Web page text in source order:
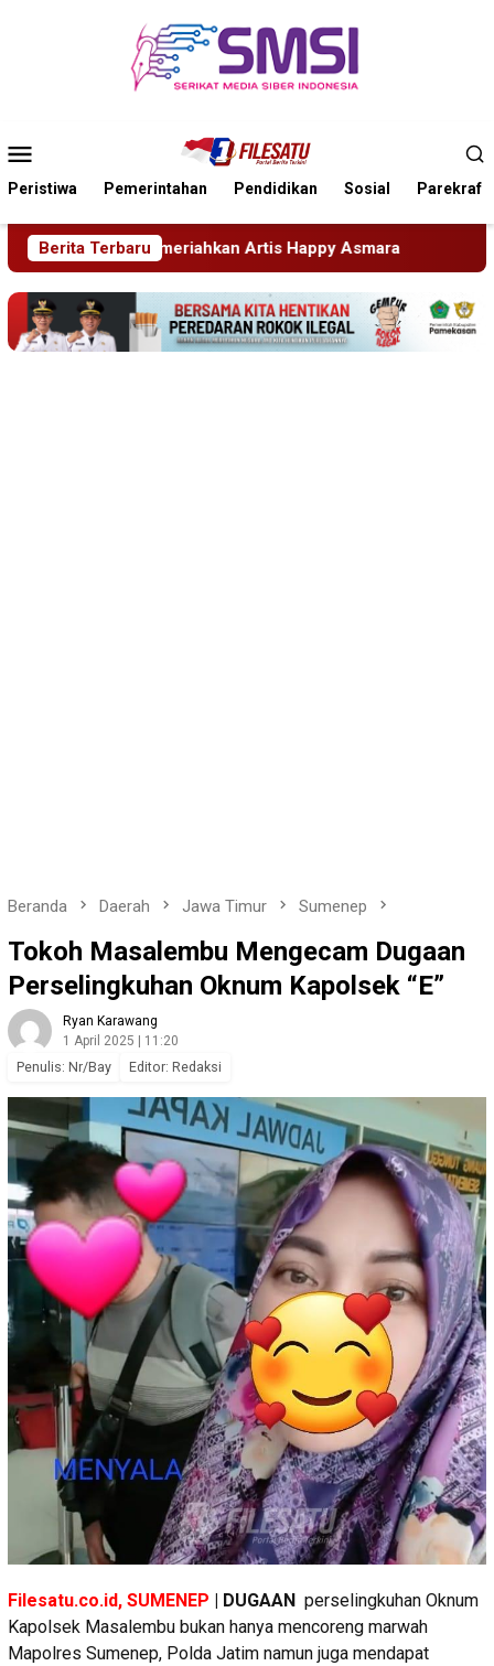
Mobile
Peristiwa Pemerintahan Pendidikan Sosial Parekraf
Berita Terbaru
Asmara Edukasi Sejak Dini, Pemkab Sidoarjo
Beranda Daerah Jawa Timur Sumenep
Tokoh Masalembu Mengecam Dugaan
Perselingkuhan Oknum Kapolsek “E”
Ryan Karawang
1 April 2025 | 11:20
Penulis: Nr/Bay Editor: Redaksi
Filesatu.co.id, SUMENEP | DUGAAN perselingkuhan Oknum
Kapolsek Masalembu bukan hanya mencoreng marwah
Mapolres Sumenep, Polda Jatim namun juga mendapat